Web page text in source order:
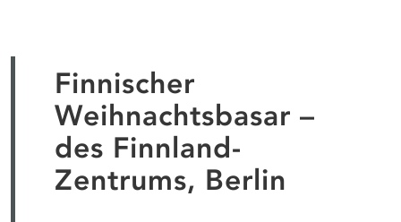
Finnischer
Weihnachtsbasar –
des Finnland-
Zentrums, Berlin